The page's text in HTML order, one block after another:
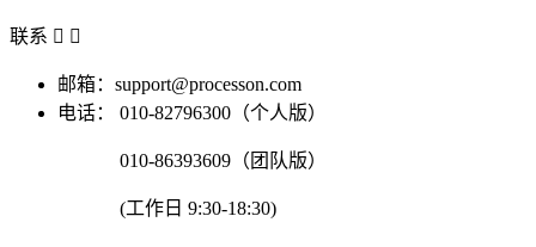
联系  
邮箱：support@processon.com
电话：
010-82796300（个人版）
010-86393609（团队版）
(工作日 9:30-18:30)